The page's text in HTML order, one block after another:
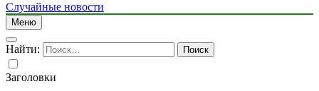
Случайные новости
Меню
Найти:
Заголовки